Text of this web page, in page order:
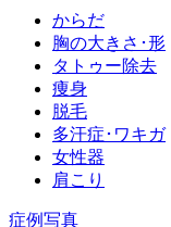
からだ
胸の大きさ･形
タトゥー除去
痩身
脱毛
多汗症･ワキガ
女性器
肩こり
症例写真